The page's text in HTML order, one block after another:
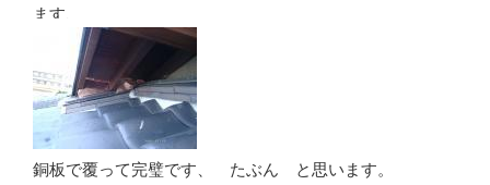
ます、
銅板で覆って完璧です、 たぶん と思います。